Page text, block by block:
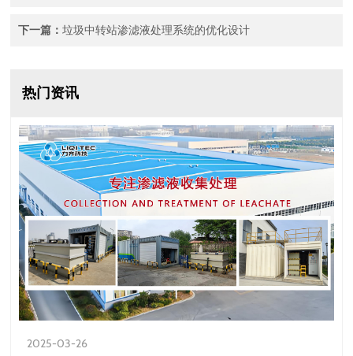
下一篇：垃圾中转站渗滤液处理系统的优化设计
热门资讯
2025-03-26